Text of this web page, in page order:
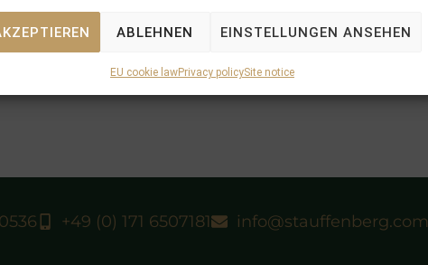
ABLEHNEN EINSTELLUNGEN ANSEHEN
EU cookie lawPrivacy policySite notice
+49 (0) 171 6507181 info@stauffenberg.com